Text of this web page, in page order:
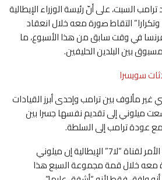
السبت، على أنّ رئيسة الوزراء الإيطالية
التقاط صورة معه خلال انعقاد
في وقت سابق من هذا الأسبوع، ما
بين البلدين الحليفين.
سويسرا
مألوف بين ترامب وإحدى أبرز القيادات
سعت ميلوني إلى تقديم نفسها جسرا بين
مع عودة ترامب إلى السلطة.
وكان ترامب قال في بادئ الأمر لقناة “لا7” الإيطالية إن ميلوني
معه خلال قمة مجموعة السبع هذا